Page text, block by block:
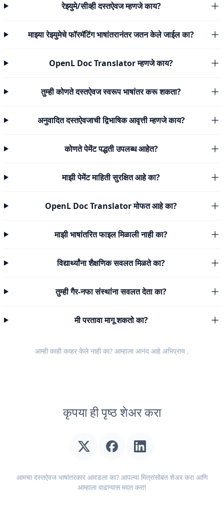
रेझ्युमे/सीव्ही दस्तऐवज म्हणजे काय?
माझ्या रेझ्युमेचे फॉरमॅटिंग भाषांतरानंतर जतन केले जाईल का?
OpenL Doc Translator म्हणजे काय?
तुम्ही कोणते दस्तऐवज स्वरूप भाषांतर करू शकता?
अनुवादित दस्तऐवजाची द्विभाषिक आवृत्ती म्हणजे काय?
कोणते पेमेंट पद्धती उपलब्ध आहेत?
माझी पेमेंट माहिती सुरक्षित आहे का?
OpenL Doc Translator मोफत आहे का?
माझी भाषांतरित फाइल मिळाली नाही का?
विद्यार्थ्यांना शैक्षणिक सवलत मिळते का?
तुम्ही गैर-नफा संस्थांना सवलत देता का?
मी परतावा मागू शकतो का?
आम्ही काही कव्हर केले नाही का? आम्हाला आनंद आहे अभिप्राय .
कृपया ही पृष्ठ शेअर करा
आमचा दस्तऐवज भाषांतरकार आवडला का? आपल्या मित्रांसोबत शेअर करा आणि
आम्हाला वाढण्यास मदत करा!